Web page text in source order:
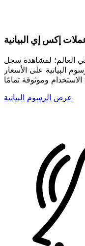
إكس إي البيانية
العالم؛ لمشاهدة سجل
البيانية على الأسعار
عرض الرسوم البيانية